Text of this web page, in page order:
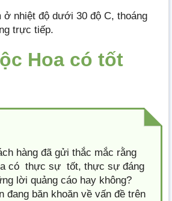
ở nhiệt độ dưới 30 độ C, thoáng
trực tiếp.
Hoa có tốt
hàng đã gửi thắc mắc rằng
có thực sự tốt, thực sự đáng
lời quảng cáo hay không?
đang băn khoăn về vấn đề trên